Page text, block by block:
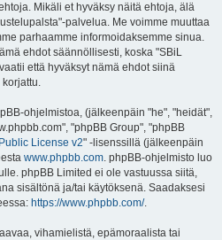
Mikäli et hyväksy näitä ehtoja, älä
palvelua. Me voimme muuttaa
parhaamme informoidaksemme sinua.
ehdot säännöllisesti, koska "SBiL
että hyväksyt nämä ehdot siinä
ohjelmistoa, (jälkeenpäin "he", "heidät",
"phpBB Group", "phpBB
License v2" -lisenssillä (jälkeenpäin
www.phpbb.com. phpBB-ohjelmisto luo
phpBB Limited ei ole vastuussa siitä,
sisältönä ja/tai käytöksenä. Saadaksesi
https://www.phpbb.com/.
vihamielistä, epämoraalista tai